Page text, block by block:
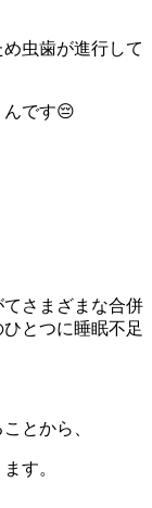
虫歯が進行して
んです😔
さまざまな合併
とつに睡眠不足
とから、
す。